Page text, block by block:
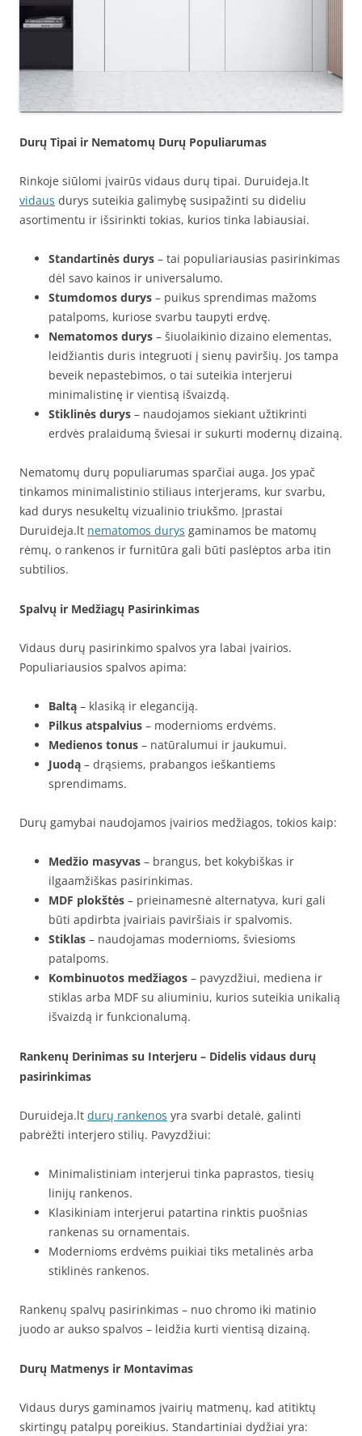
Durų Tipai ir Nematomų Durų Populiarumas
Rinkoje siūlomi įvairūs vidaus durų tipai. Duruideja.lt
vidaus durys suteikia galimybę susipažinti su dideliu
asortimentu ir išsirinkti tokias, kurios tinka labiausiai.
Standartinės durys – tai populiariausias pasirinkimas
dėl savo kainos ir universalumo.
Stumdomos durys – puikus sprendimas mažoms
patalpoms, kuriose svarbu taupyti erdvę.
Nematomos durys – šiuolaikinio dizaino elementas,
leidžiantis duris integruoti į sienų paviršių. Jos tampa
beveik nepastebimos, o tai suteikia interjerui
minimalistinę ir vientisą išvaizdą.
Stiklinės durys – naudojamos siekiant užtikrinti
erdvės pralaidumą šviesai ir sukurti modernų dizainą.
Nematomų durų populiarumas sparčiai auga. Jos ypač
tinkamos minimalistinio stiliaus interjerams, kur svarbu,
kad durys nesukeltų vizualinio triukšmo. Įprastai
Duruideja.lt nematomos durys gaminamos be matomų
rėmų, o rankenos ir furnitūra gali būti paslėptos arba itin
subtilios.
Spalvų ir Medžiagų Pasirinkimas
Vidaus durų pasirinkimo spalvos yra labai įvairios.
Populiariausios spalvos apima:
Baltą – klasiką ir eleganciją.
Pilkus atspalvius – modernioms erdvėms.
Medienos tonus – natūralumui ir jaukumui.
Juodą – drąsiems, prabangos ieškantiems
sprendimams.
Durų gamybai naudojamos įvairios medžiagos, tokios kaip:
Medžio masyvas – brangus, bet kokybiškas ir
ilgaamžiškas pasirinkimas.
MDF plokštės – prieinamesnė alternatyva, kuri gali
būti apdirbta įvairiais paviršiais ir spalvomis.
Stiklas – naudojamas modernioms, šviesioms
patalpoms.
Kombinuotos medžiagos – pavyzdžiui, mediena ir
stiklas arba MDF su aliuminiu, kurios suteikia unikalią
išvaizdą ir funkcionalumą.
Rankenų Derinimas su Interjeru – Didelis vidaus durų
pasirinkimas
Duruideja.lt durų rankenos yra svarbi detalė, galinti
pabrėžti interjero stilių. Pavyzdžiui:
Minimalistiniam interjerui tinka paprastos, tiesių
linijų rankenos.
Klasikiniam interjerui patartina rinktis puošnias
rankenas su ornamentais.
Modernioms erdvėms puikiai tiks metalinės arba
stiklinės rankenos.
Rankenų spalvų pasirinkimas – nuo chromo iki matinio
juodo ar aukso spalvos – leidžia kurti vientisą dizainą.
Durų Matmenys ir Montavimas
Vidaus durys gaminamos įvairių matmenų, kad atitiktų
skirtingų patalpų poreikius. Standartiniai dydžiai yra: